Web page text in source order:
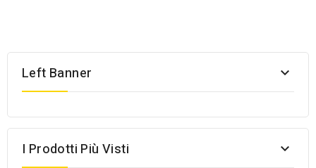
Left Banner 
I Prodotti Più Visti 